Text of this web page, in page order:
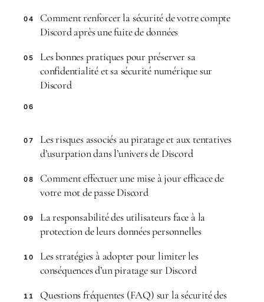
04
Comment renforcer la sécurité de votre compte
Discord après une fuite de données
05
Les bonnes pratiques pour préserver sa
confidentialité et sa sécurité numérique sur
Discord
06
07
Les risques associés au piratage et aux tentatives
d’usurpation dans l’univers de Discord
08
Comment effectuer une mise à jour efficace de
votre mot de passe Discord
09
La responsabilité des utilisateurs face à la
protection de leurs données personnelles
10
Les stratégies à adopter pour limiter les
conséquences d’un piratage sur Discord
11
Questions fréquentes (FAQ) sur la sécurité des